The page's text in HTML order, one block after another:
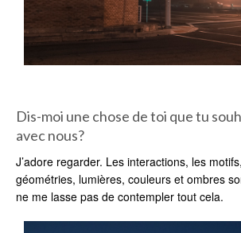
Dis-moi une chose de toi que tu
avec nous?
J’adore regarder. Les interactions, les
géométries, lumières, couleurs et ombres
ne me lasse pas de contempler tout cela.